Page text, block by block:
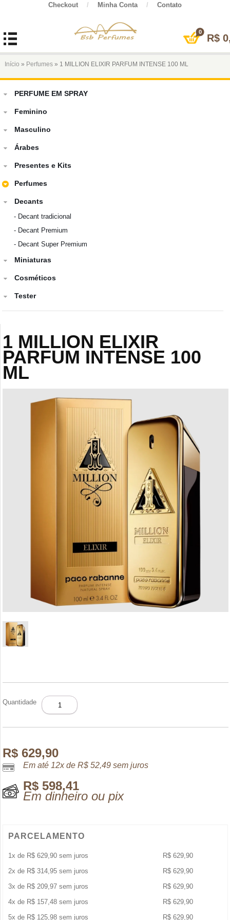
Checkout / Minha Conta / Contato
0
R$
Início » Perfumes» 1 MILLION ELIXIR PARFUM INTENSE 100 ML
PERFUME EM SPRAY
Feminino
Masculino
Árabes
Presentes e Kits
Perfumes
Decants
- Decant tradicional
- Decant Premium
- Decant Super Premium
Miniaturas
Cosméticos
Tester
1 MILLION ELIXIR
PARFUM INTENSE 100
ML
Quantidade
1
MILLION
PARFUM
100
ML
quantidade
R$ 629,90
Em até 12x deR$ 52,49 sem juros
R$ 598,41
Em dinheiro ou pix
PARCELAMENTO
1x de R$ 629,90 sem juros R$ 629,90
2x de R$ 314,95 sem juros R$ 629,90
3x de R$ 209,97 sem juros R$ 629,90
4x de R$ 157,48 sem juros R$ 629,90
5x de R$ 125,98 sem juros R$ 629,90